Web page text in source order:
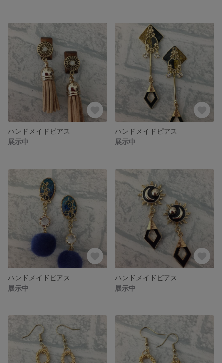
ハンドメイドピアス
展示中
ハンドメイドピアス
展示中
ハンドメイドピアス
展示中
ハンドメイドピアス
展示中